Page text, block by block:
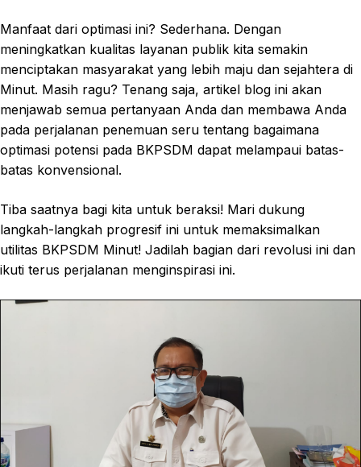
Manfaat dari optimasi ini? Sederhana. Dengan
meningkatkan kualitas layanan publik kita semakin
menciptakan masyarakat yang lebih maju dan sejahtera di
Minut. Masih ragu? Tenang saja, artikel blog ini akan
menjawab semua pertanyaan Anda dan membawa Anda
pada perjalanan penemuan seru tentang bagaimana
optimasi potensi pada BKPSDM dapat melampaui batas-
batas konvensional.
Tiba saatnya bagi kita untuk beraksi! Mari dukung
langkah-langkah progresif ini untuk memaksimalkan
utilitas BKPSDM Minut! Jadilah bagian dari revolusi ini dan
ikuti terus perjalanan menginspirasi ini.